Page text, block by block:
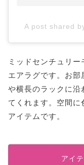
A post shared by
ミッドセンチュリ
エアラグです。お
や横長のラックに沿
てくれます。空間に
アイテムです。
アイ